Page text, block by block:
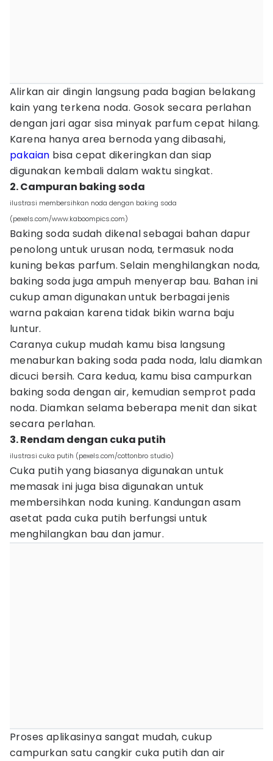
Alirkan air dingin langsung pada bagian belakang
kain yang terkena noda. Gosok secara perlahan
dengan jari agar sisa minyak parfum cepat hilang.
Karena hanya area bernoda yang dibasahi,
pakaian bisa cepat dikeringkan dan siap
digunakan kembali dalam waktu singkat.
2. Campuran baking soda
ilustrasi membersihkan noda dengan baking soda
(pexels.com/www.kaboompics.com)
Baking soda sudah dikenal sebagai bahan dapur
penolong untuk urusan noda, termasuk noda
kuning bekas parfum. Selain menghilangkan noda,
baking soda juga ampuh menyerap bau. Bahan ini
cukup aman digunakan untuk berbagai jenis
warna pakaian karena tidak bikin warna baju
luntur.
Caranya cukup mudah kamu bisa langsung
menaburkan baking soda pada noda, lalu diamkan
dicuci bersih. Cara kedua, kamu bisa campurkan
baking soda dengan air, kemudian semprot pada
noda. Diamkan selama beberapa menit dan sikat
secara perlahan.
3. Rendam dengan cuka putih
ilustrasi cuka putih (pexels.com/cottonbro studio)
Cuka putih yang biasanya digunakan untuk
memasak ini juga bisa digunakan untuk
membersihkan noda kuning. Kandungan asam
asetat pada cuka putih berfungsi untuk
menghilangkan bau dan jamur.
Proses aplikasinya sangat mudah, cukup
campurkan satu cangkir cuka putih dan air